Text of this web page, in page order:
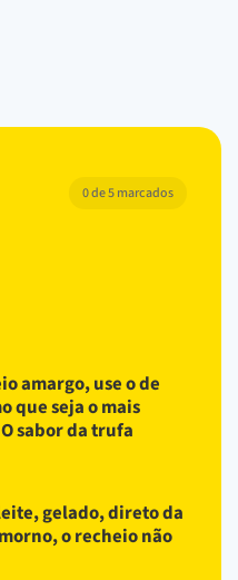
0 de 5 marcados
amargo, use o de
que seja o mais
sabor da trufa
gelado, direto da
o recheio não